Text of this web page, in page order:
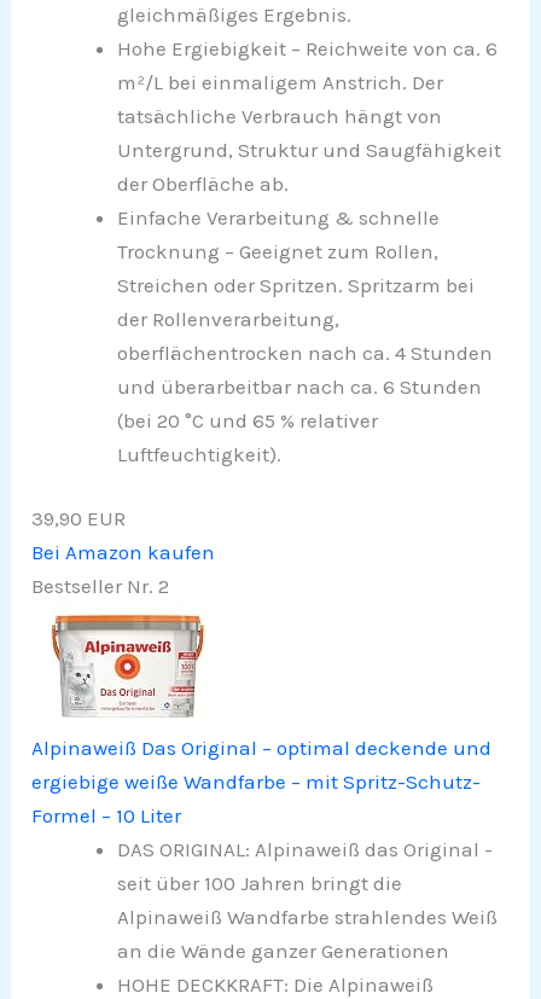
gleichmäßiges Ergebnis.
Hohe Ergiebigkeit – Reichweite von ca. 6
m²/L bei einmaligem Anstrich. Der
tatsächliche Verbrauch hängt von
Untergrund, Struktur und Saugfähigkeit
der Oberfläche ab.
Einfache Verarbeitung & schnelle
Trocknung – Geeignet zum Rollen,
Streichen oder Spritzen. Spritzarm bei
der Rollenverarbeitung,
oberflächentrocken nach ca. 4 Stunden
und überarbeitbar nach ca. 6 Stunden
(bei 20 °C und 65 % relativer
Luftfeuchtigkeit).
39,90 EUR
Bei Amazon kaufen
Bestseller Nr. 2
Alpinaweiß Das Original – optimal deckende und
ergiebige weiße Wandfarbe – mit Spritz-Schutz-
Formel – 10 Liter
DAS ORIGINAL: Alpinaweiß das Original -
seit über 100 Jahren bringt die
Alpinaweiß Wandfarbe strahlendes Weiß
an die Wände ganzer Generationen
HOHE DECKKRAFT: Die Alpinaweiß